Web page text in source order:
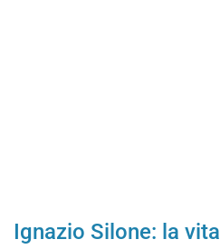
Ignazio Silone: la vita